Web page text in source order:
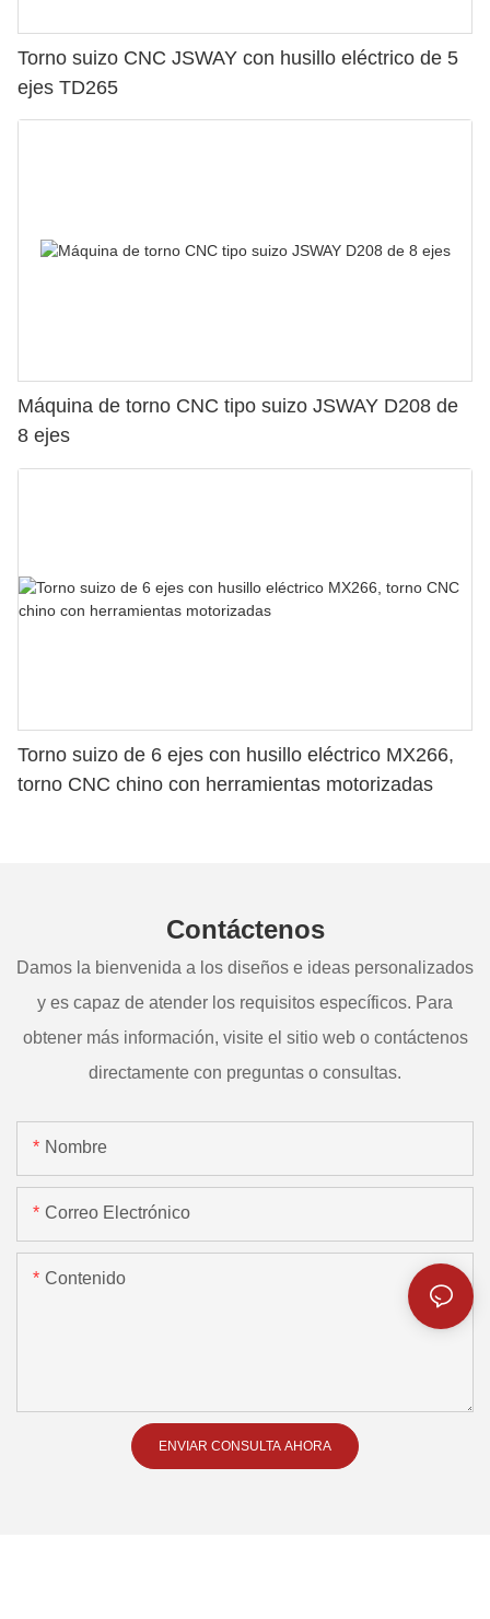
Torno suizo CNC JSWAY con husillo eléctrico de 5
ejes TD265
Máquina de torno CNC tipo suizo JSWAY D208 de
8 ejes
Torno suizo de 6 ejes con husillo eléctrico MX266,
torno CNC chino con herramientas motorizadas
Contáctenos
Damos la bienvenida a los diseños e ideas personalizados
y es capaz de atender los requisitos específicos. Para
obtener más información, visite el sitio web o contáctenos
directamente con preguntas o consultas.
Nombre
Correo Electrónico
Contenido
ENVIAR CONSULTA AHORA